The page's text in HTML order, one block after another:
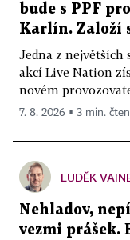
bude s PPF
Karlín. Založí
Jedna z
akcí Live Nation
novém
7. 8. 2026 ▪ 3 min.
LUDĚK
Nehladov,
vezmi prášek.